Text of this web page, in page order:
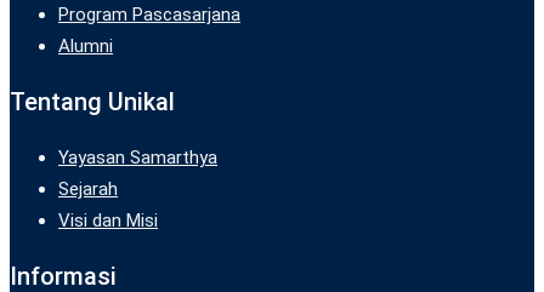
Program Pascasarjana
Alumni
Tentang Unikal
Yayasan Samarthya
Sejarah
Visi dan Misi
Informasi